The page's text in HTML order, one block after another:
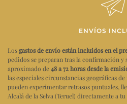
ENVÍOS
Losgastos de envío están incluidos en el
pedidos se preparan tras la confirmación y
aproximado de48 a 72 horas desde la
las especiales circunstancias geográficas
pueden experimentar retrasos puntuales,
Alcalá de la Selva (Teruel) directamente a